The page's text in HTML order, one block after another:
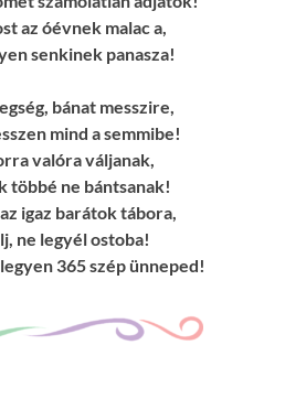
az óévnek malac a,
senkinek panasza!
bánat messzire,
mind a semmibe!
valóra váljanak,
többé ne bántsanak!
igaz barátok tábora,
ne legyél ostoba!
365 szép ünneped!